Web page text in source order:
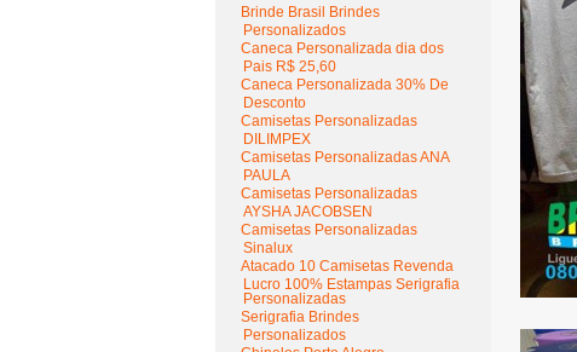
Brinde Brasil Brindes
Personalizados
Caneca Personalizada dia dos
Pais R$ 25,60
Caneca Personalizada 30% De
Desconto
Camisetas Personalizadas
DILIMPEX
Camisetas Personalizadas ANA
PAULA
Camisetas Personalizadas
AYSHA JACOBSEN
Camisetas Personalizadas
Sinalux
Atacado 10 Camisetas Revenda
Lucro 100% Estampas Serigrafia
Personalizadas
Serigrafia Brindes
Personalizados